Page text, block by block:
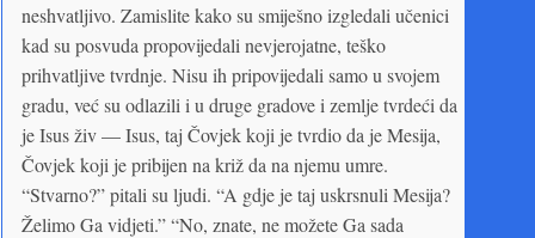
neshvatljivo. Zamislite kako su smiješno izgledali učenici
kad su posvuda propovijedali nevjerojatne, teško
prihvatljive tvrdnje. Nisu ih pripovijedali samo u svojem
gradu, već su odlazili i u druge gradove i zemlje tvrdeći da
je Isus živ — Isus, taj Čovjek koji je tvrdio da je Mesija,
Čovjek koji je pribijen na križ da na njemu umre.
“Stvarno?” pitali su ljudi. “A gdje je taj uskrsnuli Mesija?
Želimo Ga vidjeti.” “No, znate, ne možete Ga sada